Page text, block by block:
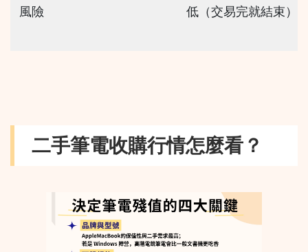
風險 低（交易完就結束）
二手筆電收購行情怎麼看？